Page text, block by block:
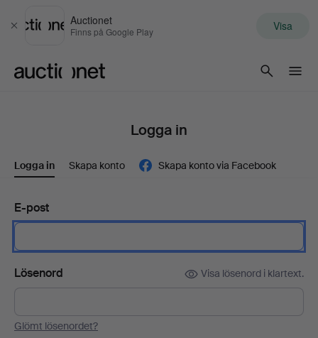
Stäng
Auctionet
Finns på Google Play Visa
Logga in
Logga in Skapa konto Skapa konto via Facebook
E-post
Lösenord Visa lösenord i klartext.
Glömt lösenordet?